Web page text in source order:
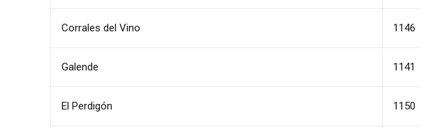
Corrales del Vino 1146
Galende 1141
El Perdigón 1150